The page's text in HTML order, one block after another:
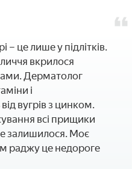
– це лише у підлітків.
вкрилося
Дерматолог
і
вугрів з цинком.
всі прищики
залишилося. Моє
раджу це недороге